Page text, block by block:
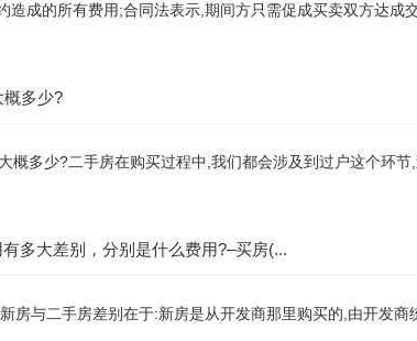
造成的所有费用;合同法表示,期间方只需促成买卖双方达
概多少?
概多少?二手房在购买过程中,我们都会涉及到过户这个环
多大差别，分别是什么费用?–买房(...
房与二手房差别在于:新房是从开发商那里购买的,由开发